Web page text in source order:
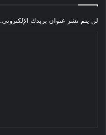
لن يتم نشر عنوان بريدك الإلكتروني.